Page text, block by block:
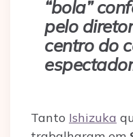
“bola”
pelo
centro do
Tanto Ishizuka